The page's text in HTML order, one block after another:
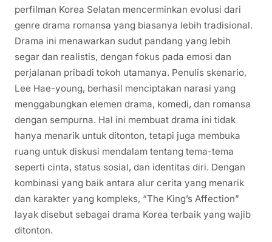
perfilman Korea Selatan mencerminkan evolusi dari
genre drama romansa yang biasanya lebih tradisional.
Drama ini menawarkan sudut pandang yang lebih
segar dan realistis, dengan fokus pada emosi dan
perjalanan pribadi tokoh utamanya. Penulis skenario,
Lee Hae-young, berhasil menciptakan narasi yang
menggabungkan elemen drama, komedi, dan romansa
dengan sempurna. Hal ini membuat drama ini tidak
hanya menarik untuk ditonton, tetapi juga membuka
ruang untuk diskusi mendalam tentang tema-tema
seperti cinta, status sosial, dan identitas diri. Dengan
kombinasi yang baik antara alur cerita yang menarik
dan karakter yang kompleks, “The King’s Affection”
layak disebut sebagai drama Korea terbaik yang wajib
ditonton.